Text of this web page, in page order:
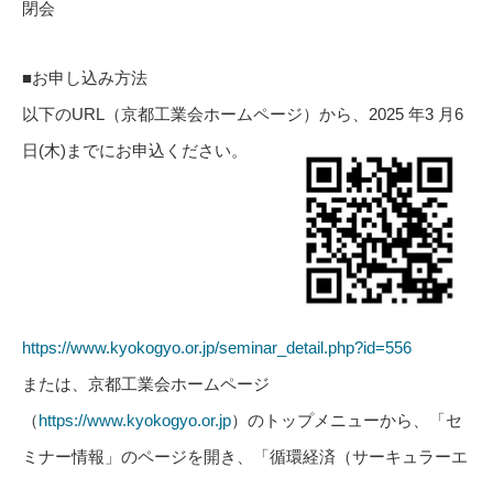
閉会
■お申し込み方法
以下のURL（京都工業会ホームページ）から、2025 年3 月6
日(木)までにお申込ください。
https://www.kyokogyo.or.jp/seminar_detail.php?id=556
または、京都工業会ホームページ
（https://www.kyokogyo.or.jp）のトップメニューから、「セ
ミナー情報」のページを開き、「循環経済（サーキュラーエ